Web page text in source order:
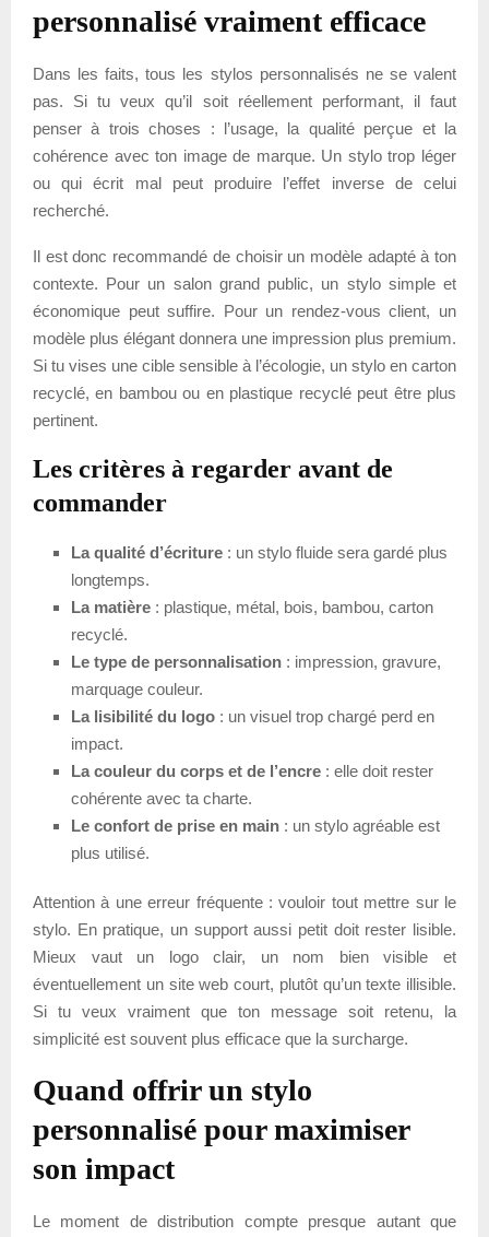
personnalisé vraiment efficace
Dans les faits, tous les stylos personnalisés ne se valent
pas. Si tu veux qu’il soit réellement performant, il faut
penser à trois choses : l’usage, la qualité perçue et la
cohérence avec ton image de marque. Un stylo trop léger
ou qui écrit mal peut produire l’effet inverse de celui
recherché.
Il est donc recommandé de choisir un modèle adapté à ton
contexte. Pour un salon grand public, un stylo simple et
économique peut suffire. Pour un rendez-vous client, un
modèle plus élégant donnera une impression plus premium.
Si tu vises une cible sensible à l’écologie, un stylo en carton
recyclé, en bambou ou en plastique recyclé peut être plus
pertinent.
Les critères à regarder avant de
commander
La qualité d’écriture : un stylo fluide sera gardé plus
longtemps.
La matière : plastique, métal, bois, bambou, carton
recyclé.
Le type de personnalisation : impression, gravure,
marquage couleur.
La lisibilité du logo : un visuel trop chargé perd en
impact.
La couleur du corps et de l’encre : elle doit rester
cohérente avec ta charte.
Le confort de prise en main : un stylo agréable est
plus utilisé.
Attention à une erreur fréquente : vouloir tout mettre sur le
stylo. En pratique, un support aussi petit doit rester lisible.
Mieux vaut un logo clair, un nom bien visible et
éventuellement un site web court, plutôt qu’un texte illisible.
Si tu veux vraiment que ton message soit retenu, la
simplicité est souvent plus efficace que la surcharge.
Quand offrir un stylo
personnalisé pour maximiser
son impact
Le moment de distribution compte presque autant que